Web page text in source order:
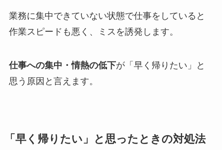
業務に集中できていない状態で仕事をしていると
作業スピードも悪く、ミスを誘発します。
仕事への集中・情熱の低下が「早く帰りたい」と
思う原因と言えます。
「早く帰りたい」と思ったときの対処法